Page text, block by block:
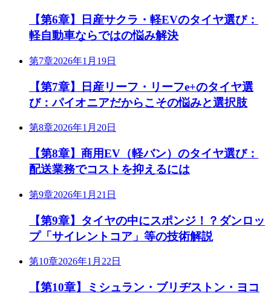
【第6章】日産サクラ・軽EVのタイヤ選び：
軽自動車ならではの悩み解決
第7章2026年1月19日
【第7章】日産リーフ・リーフe+のタイヤ選
び：パイオニアだからこその悩みと選択肢
第8章2026年1月20日
【第8章】商用EV（軽バン）のタイヤ選び：
配送業務でコストを抑えるには
第9章2026年1月21日
【第9章】タイヤの中にスポンジ！？ダンロッ
プ「サイレントコア」等の技術解説
第10章2026年1月22日
【第10章】ミシュラン・ブリヂストン・ヨコ